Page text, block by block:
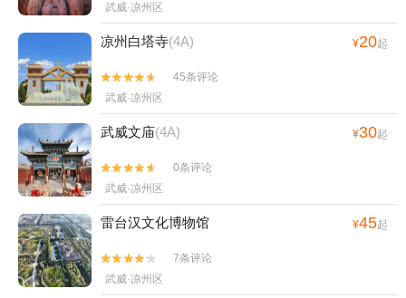
武威·凉州区
凉州白塔寺(4A) ¥20起


45条评论
武威·凉州区
武威文庙(4A) ¥30起


0条评论
武威·凉州区
雷台汉文化博物馆 ¥45起


7条评论
武威·凉州区